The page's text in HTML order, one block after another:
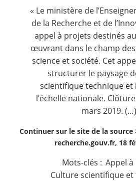
« Le ministère de
de la Recherche et de
appel à projets destinés
œuvrant dans le champ
science et société. Cet
structurer le paysage
scientifique technique et
l’échelle nationale.
mars 2019.
Continuer sur le site de la source
recherche.gouv.fr, 18
Mots-clés : Appel
Culture scientifique